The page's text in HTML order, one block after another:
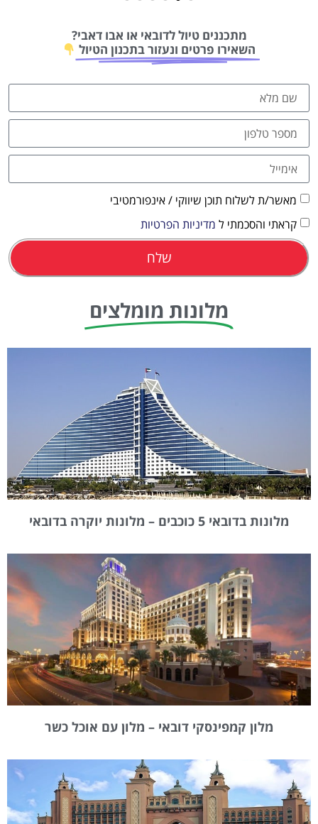
מתכננים טיול לדובאי או אבו דאבי?
השאירו פרטים ונעזור בתכנון הטיול
מאשר/ת לשלוח תוכן שיווקי / אינפורמטיבי
קראתי והסכמתי ל מדיניות הפרטיות
שלח
מלונות מומלצים
מלונות בדובאי 5 כוכבים – מלונות יוקרה בדובאי
מלון קמפינסקי דובאי – מלון עם אוכל כשר